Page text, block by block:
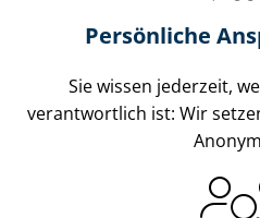
Persönliche
Sie wissen jederzeit,
verantwortlich ist: Wir